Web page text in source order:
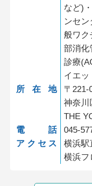
など)
ンセ
般ワク
部消化
診療
イエッ
所在地
〒221-
神奈川
THE
電話
045-
アクセス
横浜駅
横浜フ